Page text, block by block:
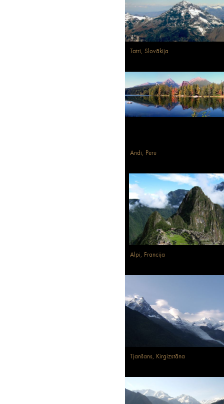
Tatri, Slovākija
Andi, Peru
Alpi, Francija
Tjanšans, Kirgizstāna